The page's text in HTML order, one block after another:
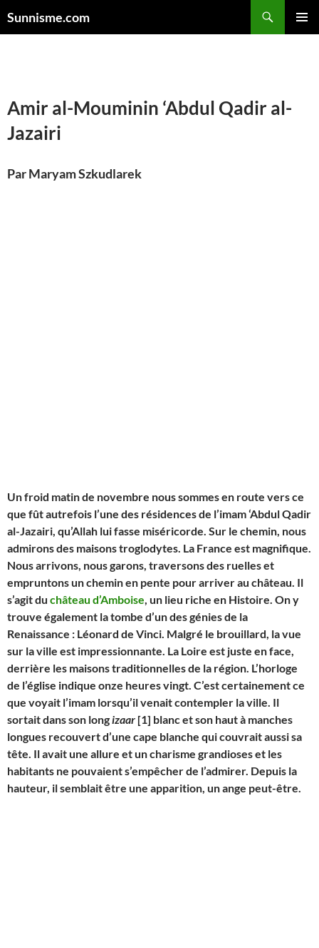
Sunnisme.com
Amir al-Mouminin ‘Abdul Qadir al-
Jazairi
Par Maryam Szkudlarek
Un froid matin de novembre nous sommes en route vers ce
que fût autrefois l’une des résidences de l’imam ‘Abdul Qadir
al-Jazairi, qu’Allah lui fasse miséricorde. Sur le chemin, nous
admirons des maisons troglodytes. La France est magnifique.
Nous arrivons, nous garons, traversons des ruelles et
empruntons un chemin en pente pour arriver au château. Il
s’agit du château d’Amboise, un lieu riche en Histoire. On y
trouve également la tombe d’un des génies de la
Renaissance : Léonard de Vinci. Malgré le brouillard, la vue
sur la ville est impressionnante. La Loire est juste en face,
derrière les maisons traditionnelles de la région. L’horloge
de l’église indique onze heures vingt. C’est certainement ce
que voyait l’imam lorsqu’il venait contempler la ville. Il
sortait dans son longizaar [1] blanc et son haut à manches
longues recouvert d’une cape blanche qui couvrait aussi sa
tête. Il avait une allure et un charisme grandioses et les
habitants ne pouvaient s’empêcher de l’admirer. Depuis la
hauteur, il semblait être une apparition, un ange peut-être.